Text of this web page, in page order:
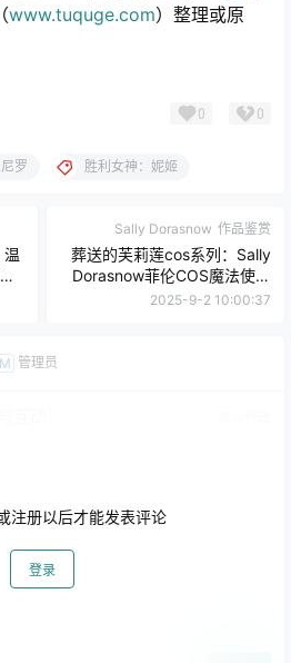
www.tuquge.com）整理或原
0 0
尼罗 胜利女神：妮姬
温
Sally Dorasnow 作品鉴赏
葬送的芙莉莲cos系列：Sally
Dorasnow菲伦COS魔法使少
女
2025-9-2 10:00:37
M 管理员
注册以后才能发表评论
登录